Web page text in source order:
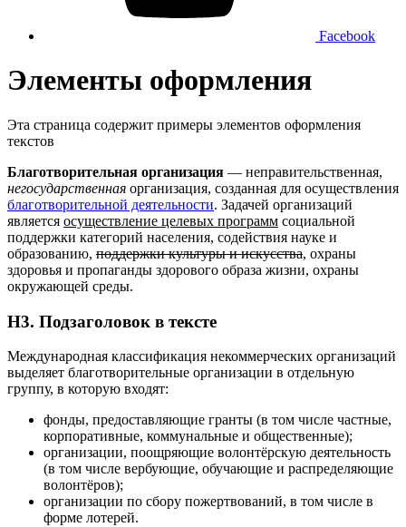
Facebook
Элементы оформления
Эта страница содержит примеры элементов оформления
текстов
Благотворительная организация — неправительственная,
негосударственная организация, созданная для осуществления
благотворительной деятельности. Задачей организаций
является осуществление целевых программ социальной
поддержки категорий населения, содействия науке и
образованию, поддержки культуры и искусства, охраны
здоровья и пропаганды здорового образа жизни, охраны
окружающей среды.
H3. Подзаголовок в текcте
Международная классификация некоммерческих организаций
выделяет благотворительные организации в отдельную
группу, в которую входят:
фонды, предоставляющие гранты (в том числе частные,
корпоративные, коммунальные и общественные);
организации, поощряющие волонтёрскую деятельность
(в том числе вербующие, обучающие и распределяющие
волонтёров);
организации по сбору пожертвований, в том числе в
форме лотерей.